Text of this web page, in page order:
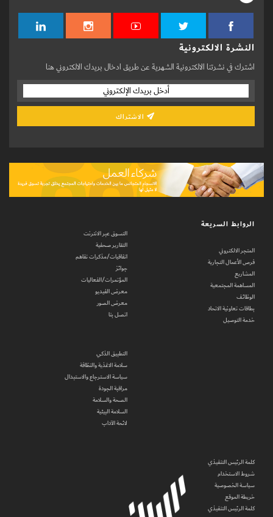
النشرة الالكترونية
اشترك في نشرتنا الالكترونية الشهرية عن طريق ادخال بريدك الالكتروني هنا
الروابط السريعة
المتجر الالكتروني
فرص الأعمال التجارية
المشاريع
المساهمة المجتمعية
الوظائف
بطاقات تعاونية الاتحاد
خدمة التوصيل
التسوق عبر الانترنت
التقارير صحفية
اتفاقيات/مذكرات تفاهم
جوائز
المؤتمرات/الفعاليات
معرض الفيديو
معرض الصور
اتصل بنا
التطبيق الذكي
سلامة الاغذية والنظافة
سياسة الاسترجاع والاستبدال
مراقبة الجودة
الصحة والسلامة
السلامة البيئية
لائحة الآداب
كلمة الرئيس التنفيذي
شروط الاستخدام
سياسة الخصوصية
خريطة الموقع
كلمة الرئيس التنفيذي